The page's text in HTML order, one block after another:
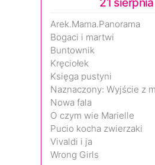
Arek.Mama.Panorama
Bogaci i martwi
Buntownik
Kręciołek
Księga pustyni
Nowa fala
O czym wie Marielle
Pucio kocha zwierzaki
Vivaldi i ja
Wrong Girls